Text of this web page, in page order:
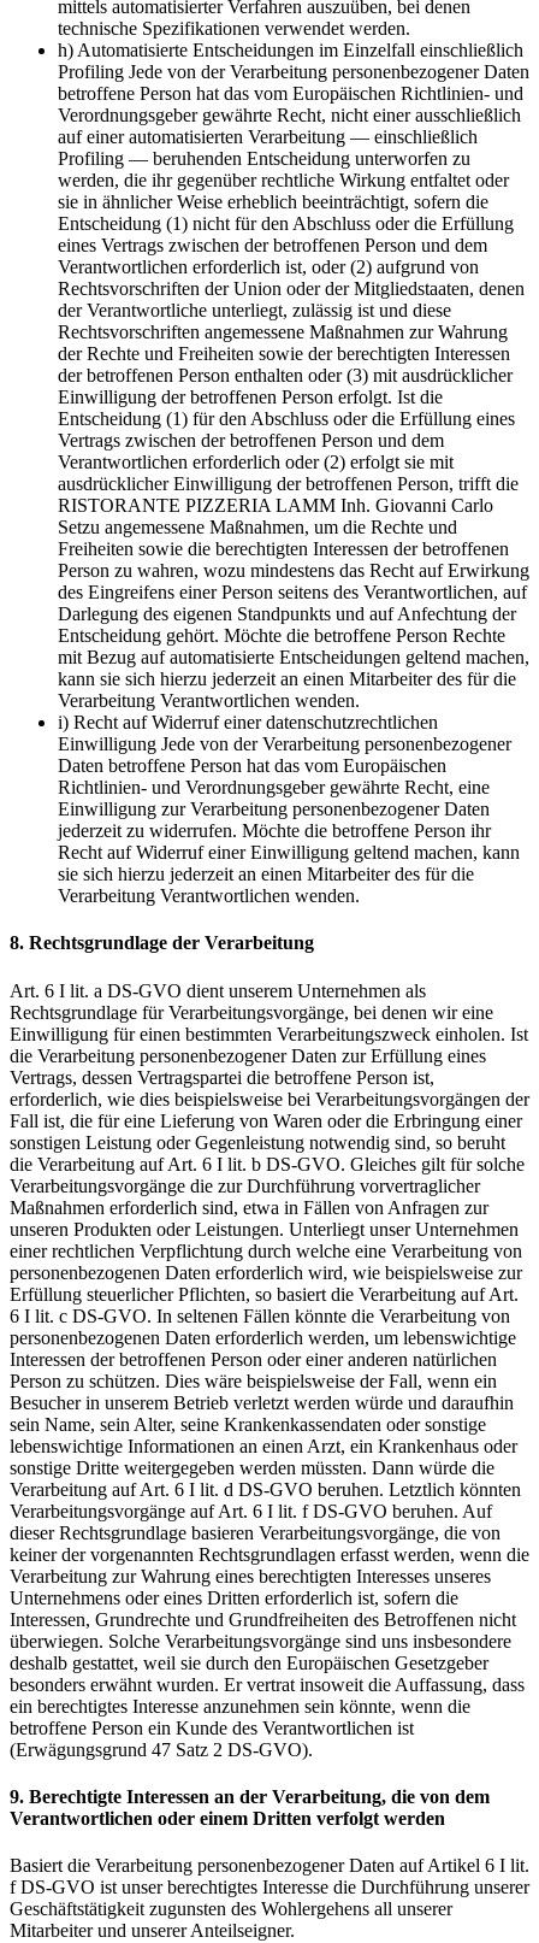
mittels automatisierter Verfahren auszuüben, bei denen
technische Spezifikationen verwendet werden.
h) Automatisierte Entscheidungen im Einzelfall einschließlich
Profiling Jede von der Verarbeitung personenbezogener Daten
betroffene Person hat das vom Europäischen Richtlinien- und
Verordnungsgeber gewährte Recht, nicht einer ausschließlich
auf einer automatisierten Verarbeitung — einschließlich
Profiling — beruhenden Entscheidung unterworfen zu
werden, die ihr gegenüber rechtliche Wirkung entfaltet oder
sie in ähnlicher Weise erheblich beeinträchtigt, sofern die
Entscheidung (1) nicht für den Abschluss oder die Erfüllung
eines Vertrags zwischen der betroffenen Person und dem
Verantwortlichen erforderlich ist, oder (2) aufgrund von
Rechtsvorschriften der Union oder der Mitgliedstaaten, denen
der Verantwortliche unterliegt, zulässig ist und diese
Rechtsvorschriften angemessene Maßnahmen zur Wahrung
der Rechte und Freiheiten sowie der berechtigten Interessen
der betroffenen Person enthalten oder (3) mit ausdrücklicher
Einwilligung der betroffenen Person erfolgt. Ist die
Entscheidung (1) für den Abschluss oder die Erfüllung eines
Vertrags zwischen der betroffenen Person und dem
Verantwortlichen erforderlich oder (2) erfolgt sie mit
ausdrücklicher Einwilligung der betroffenen Person, trifft die
RISTORANTE PIZZERIA LAMM Inh. Giovanni Carlo
Setzu angemessene Maßnahmen, um die Rechte und
Freiheiten sowie die berechtigten Interessen der betroffenen
Person zu wahren, wozu mindestens das Recht auf Erwirkung
des Eingreifens einer Person seitens des Verantwortlichen, auf
Darlegung des eigenen Standpunkts und auf Anfechtung der
Entscheidung gehört. Möchte die betroffene Person Rechte
mit Bezug auf automatisierte Entscheidungen geltend machen,
kann sie sich hierzu jederzeit an einen Mitarbeiter des für die
Verarbeitung Verantwortlichen wenden.
i) Recht auf Widerruf einer datenschutzrechtlichen
Einwilligung Jede von der Verarbeitung personenbezogener
Daten betroffene Person hat das vom Europäischen
Richtlinien- und Verordnungsgeber gewährte Recht, eine
Einwilligung zur Verarbeitung personenbezogener Daten
jederzeit zu widerrufen. Möchte die betroffene Person ihr
Recht auf Widerruf einer Einwilligung geltend machen, kann
sie sich hierzu jederzeit an einen Mitarbeiter des für die
Verarbeitung Verantwortlichen wenden.
8. Rechtsgrundlage der Verarbeitung
Art. 6 I lit. a DS-GVO dient unserem Unternehmen als
Rechtsgrundlage für Verarbeitungsvorgänge, bei denen wir eine
Einwilligung für einen bestimmten Verarbeitungszweck einholen. Ist
die Verarbeitung personenbezogener Daten zur Erfüllung eines
Vertrags, dessen Vertragspartei die betroffene Person ist,
erforderlich, wie dies beispielsweise bei Verarbeitungsvorgängen der
Fall ist, die für eine Lieferung von Waren oder die Erbringung einer
sonstigen Leistung oder Gegenleistung notwendig sind, so beruht
die Verarbeitung auf Art. 6 I lit. b DS-GVO. Gleiches gilt für solche
Verarbeitungsvorgänge die zur Durchführung vorvertraglicher
Maßnahmen erforderlich sind, etwa in Fällen von Anfragen zur
unseren Produkten oder Leistungen. Unterliegt unser Unternehmen
einer rechtlichen Verpflichtung durch welche eine Verarbeitung von
personenbezogenen Daten erforderlich wird, wie beispielsweise zur
Erfüllung steuerlicher Pflichten, so basiert die Verarbeitung auf Art.
6 I lit. c DS-GVO. In seltenen Fällen könnte die Verarbeitung von
personenbezogenen Daten erforderlich werden, um lebenswichtige
Interessen der betroffenen Person oder einer anderen natürlichen
Person zu schützen. Dies wäre beispielsweise der Fall, wenn ein
Besucher in unserem Betrieb verletzt werden würde und daraufhin
sein Name, sein Alter, seine Krankenkassendaten oder sonstige
lebenswichtige Informationen an einen Arzt, ein Krankenhaus oder
sonstige Dritte weitergegeben werden müssten. Dann würde die
Verarbeitung auf Art. 6 I lit. d DS-GVO beruhen. Letztlich könnten
Verarbeitungsvorgänge auf Art. 6 I lit. f DS-GVO beruhen. Auf
dieser Rechtsgrundlage basieren Verarbeitungsvorgänge, die von
keiner der vorgenannten Rechtsgrundlagen erfasst werden, wenn die
Verarbeitung zur Wahrung eines berechtigten Interesses unseres
Unternehmens oder eines Dritten erforderlich ist, sofern die
Interessen, Grundrechte und Grundfreiheiten des Betroffenen nicht
überwiegen. Solche Verarbeitungsvorgänge sind uns insbesondere
deshalb gestattet, weil sie durch den Europäischen Gesetzgeber
besonders erwähnt wurden. Er vertrat insoweit die Auffassung, dass
ein berechtigtes Interesse anzunehmen sein könnte, wenn die
betroffene Person ein Kunde des Verantwortlichen ist
(Erwägungsgrund 47 Satz 2 DS-GVO).
9. Berechtigte Interessen an der Verarbeitung, die von dem
Verantwortlichen oder einem Dritten verfolgt werden
Basiert die Verarbeitung personenbezogener Daten auf Artikel 6 I lit.
f DS-GVO ist unser berechtigtes Interesse die Durchführung unserer
Geschäftstätigkeit zugunsten des Wohlergehens all unserer
Mitarbeiter und unserer Anteilseigner.